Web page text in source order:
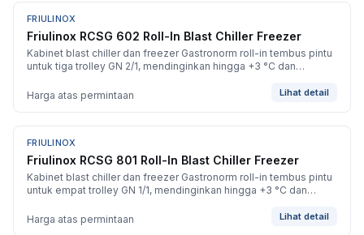
BARU
FRIULINOX
Friulinox RCSG 602 Roll-In Blast Chiller Freezer
Kabinet blast chiller dan freezer Gastronorm roll-in tembus pintu
untuk tiga trolley GN 2/1, mendinginkan hingga +3 °C dan
Harga atas permintaan
Lihat detail
BARU
FRIULINOX
Friulinox RCSG 801 Roll-In Blast Chiller Freezer
Kabinet blast chiller dan freezer Gastronorm roll-in tembus pintu
untuk empat trolley GN 1/1, mendinginkan hingga +3 °C dan
Harga atas permintaan
Lihat detail